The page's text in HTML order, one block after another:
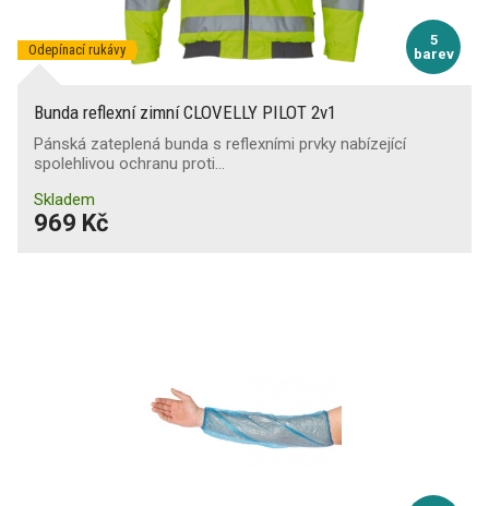
5
barev
Odepínací rukávy
Bunda reflexní zimní CLOVELLY PILOT 2v1
Pánská zateplená bunda s reflexními prvky nabízející
spolehlivou ochranu proti…
Skladem
969 Kč